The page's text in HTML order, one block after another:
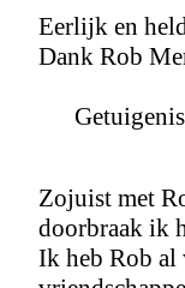
Eerlijk en
Dank Rob
Zojuist met
doorbraak ik
Ik heb Rob al